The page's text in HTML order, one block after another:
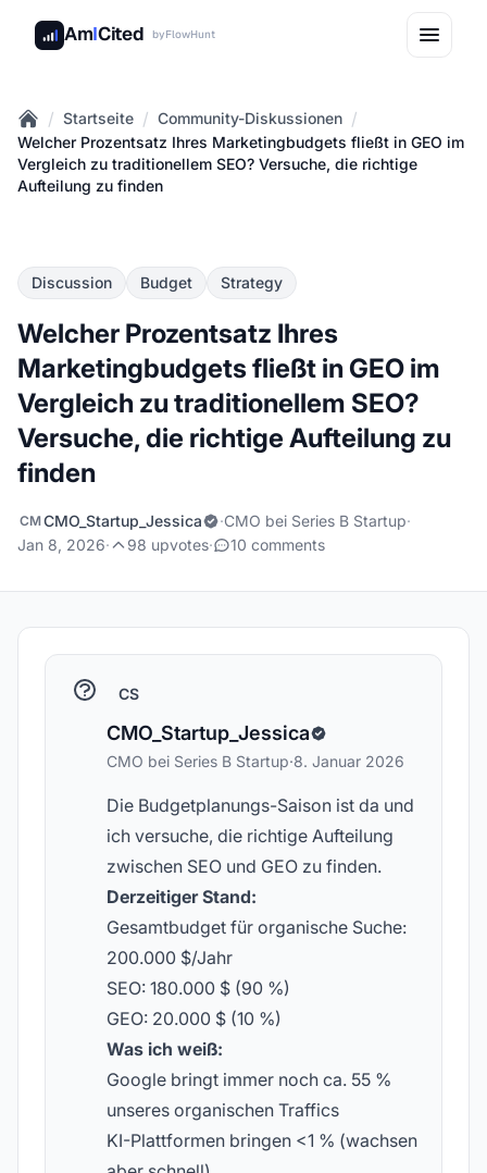
AmICited byFlowHunt
Home
/ Startseite / Community-Diskussionen /
Welcher Prozentsatz Ihres Marketingbudgets fließt in GEO im
Vergleich zu traditionellem SEO? Versuche, die richtige
Aufteilung zu finden
Discussion Budget Strategy
Welcher Prozentsatz Ihres
Marketingbudgets fließt in GEO im
Vergleich zu traditionellem SEO?
Versuche, die richtige Aufteilung zu
finden
CMCMO_Startup_Jessica ·CMO bei Series B Startup·
Jan 8, 2026· 98 upvotes· 10 comments
CS
CMO_Startup_Jessica
CMO bei Series B Startup·8. Januar 2026
Die Budgetplanungs-Saison ist da und
ich versuche, die richtige Aufteilung
zwischen SEO und GEO zu finden.
Derzeitiger Stand:
Gesamtbudget für organische Suche:
200.000 $/Jahr
SEO: 180.000 $ (90 %)
GEO: 20.000 $ (10 %)
Was ich weiß:
Google bringt immer noch ca. 55 %
unseres organischen Traffics
KI-Plattformen bringen <1 % (wachsen